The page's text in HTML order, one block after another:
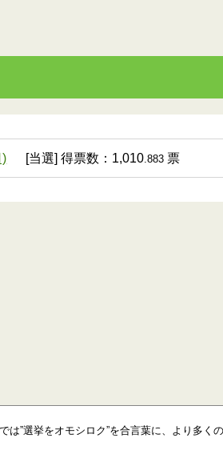
) [当選] 得票数：1,010.883 票
は”選挙をオモシロク”を合言葉に、より多